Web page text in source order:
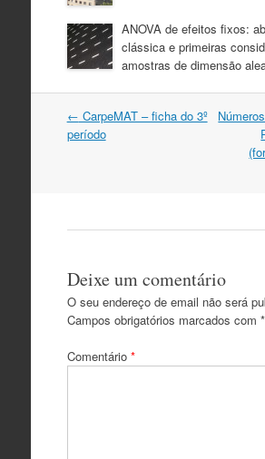
ANOVA de efeitos fixos:
clássica e primeiras
amostras de dimensão
Post
navigation
← CarpeMAT – ficha do 3º
período
Deixe um comentário
O seu endereço de email não será
Campos obrigatórios marcados com *
Comentário *